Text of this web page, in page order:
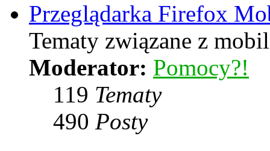
Przeglądarka Firefox
Tematy związane z
Moderator: Pomocy?!
119 Tematy
490 Posty